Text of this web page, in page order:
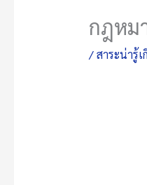
กฎหม
/สาระน่ารู้